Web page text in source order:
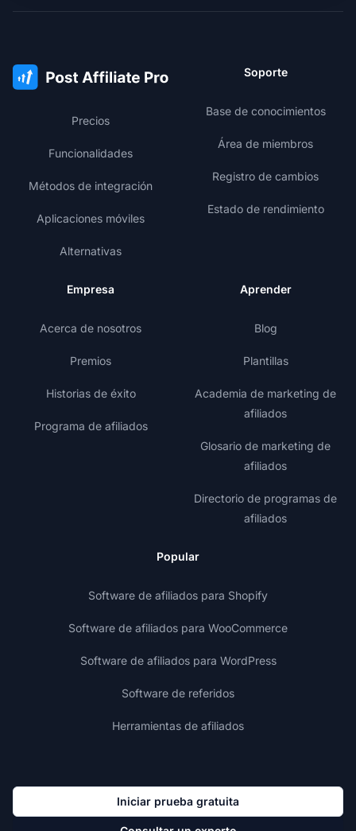
Precios
Funcionalidades
Métodos de integración
Aplicaciones móviles
Alternativas
Soporte
Base de conocimientos
Área de miembros
Registro de cambios
Estado de rendimiento
Empresa
Acerca de nosotros
Premios
Historias de éxito
Programa de afiliados
Aprender
Blog
Plantillas
Academia de marketing de
afiliados
Glosario de marketing de
afiliados
Directorio de programas de
afiliados
Popular
Software de afiliados para Shopify
Software de afiliados para WooCommerce
Software de afiliados para WordPress
Software de referidos
Herramientas de afiliados
Iniciar prueba gratuita